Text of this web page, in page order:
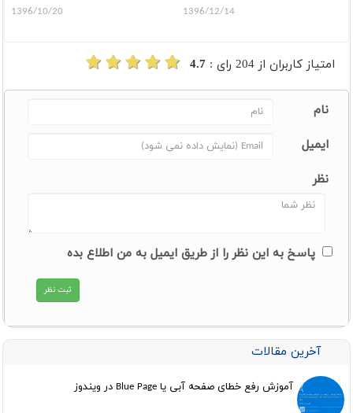
1396/12/14
1396/10/20
امتیاز کاربران از 204 رای : 4.7
نام
ایمیل
نظر
پاسخ به این نظر را از طریق ایمیل به من اطلاع بده
آخرین مقالات
آموزش رفع خطای صفحه آبی یا Blue Page در ویندوز